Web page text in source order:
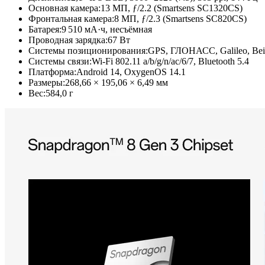
Основная камера:13 МП, ƒ/2.2 (Smartsens SC1320CS)
Фронтальная камера:8 МП, ƒ/2.3 (Smartsens SC820CS)
Батарея:9 510 мА·ч, несъёмная
Проводная зарядка:67 Вт
Системы позиционирования:GPS, ГЛОНАСС, Galileo,
Системы связи:Wi-Fi 802.11 a/b/g/n/ac/6/7, Bluetooth 5.4
Платформа:Android 14, OxygenOS 14.1
Размеры:268,66 × 195,06 × 6,49 мм
Вес:584,0 г